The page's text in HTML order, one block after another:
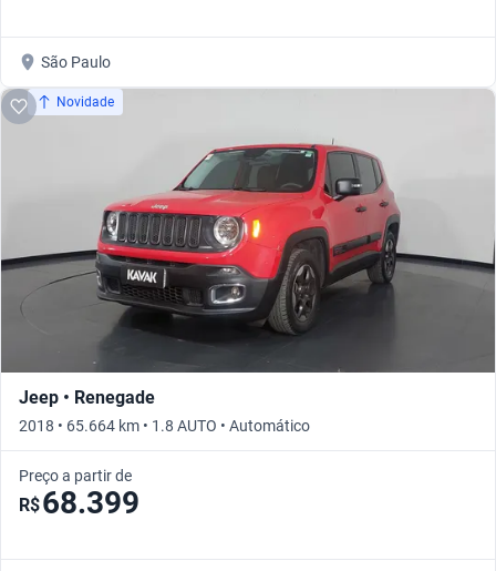
São Paulo
Novidade
Jeep • Renegade
2018 • 65.664 km • 1.8 AUTO • Automático
Preço a partir de
R$68.399